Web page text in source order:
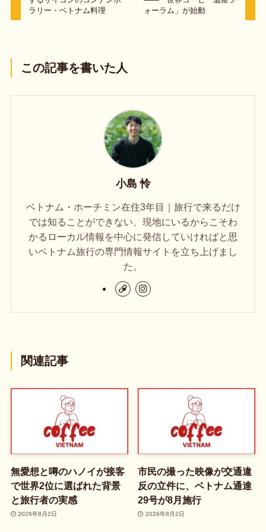
ラリー・ベトナム料理
ォーラム」が始動
この記事を書いた人
小島 怜
ベトナム・ホーチミン在住3年目｜旅行で来るだけ
では知ることができない、現地にいるからこそわ
かるローカル情報を中心に発信していければと思
いベトナム旅行の専門情報サイトを立ち上げまし
た。
関連記事
無愛想と噂のハノイが接客
で世界2位に選ばれた背景
と旅行者の実感
2026年8月2日
市民の撮った映像が交通違
反の立件に、ベトナム通達
29号が8月施行
2026年8月2日